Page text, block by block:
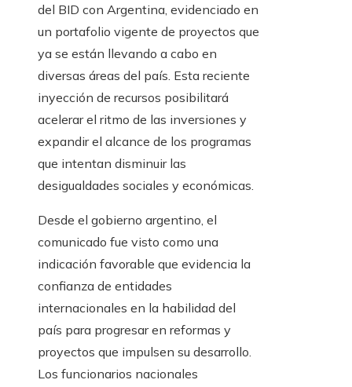
del BID con Argentina, evidenciado en
un portafolio vigente de proyectos que
ya se están llevando a cabo en
diversas áreas del país. Esta reciente
inyección de recursos posibilitará
acelerar el ritmo de las inversiones y
expandir el alcance de los programas
que intentan disminuir las
desigualdades sociales y económicas.
Desde el gobierno argentino, el
comunicado fue visto como una
indicación favorable que evidencia la
confianza de entidades
internacionales en la habilidad del
país para progresar en reformas y
proyectos que impulsen su desarrollo.
Los funcionarios nacionales